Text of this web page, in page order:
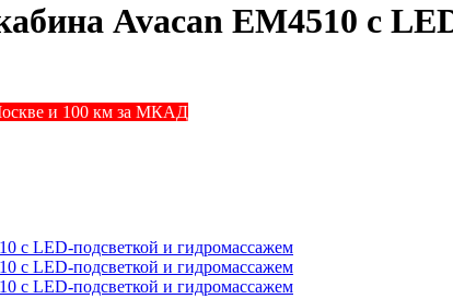
Avacan EM4510 с
и 100 км за МКАД